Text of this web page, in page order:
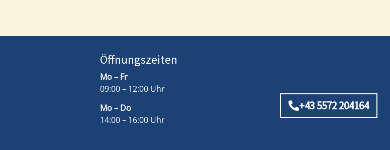
Öffnungszeiten
Mo – Fr
09:00 – 12:00 Uhr
Mo – Do
14:00 – 16:00 Uhr
+43 5572 204164